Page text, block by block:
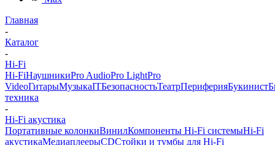
Главная
-
Каталог
-
Hi-Fi
Hi-FiНаушникиPro AudioPro LightPro
VideoГитарыМузыкаITБезопасностьТеатрПериферияБукинист
техника
-
Hi-Fi акустика
Портативные колонкиВинилКомпоненты Hi-Fi системыHi-Fi
акустикаМедиаплеерыCDСтойки и тумбы для Hi-Fi